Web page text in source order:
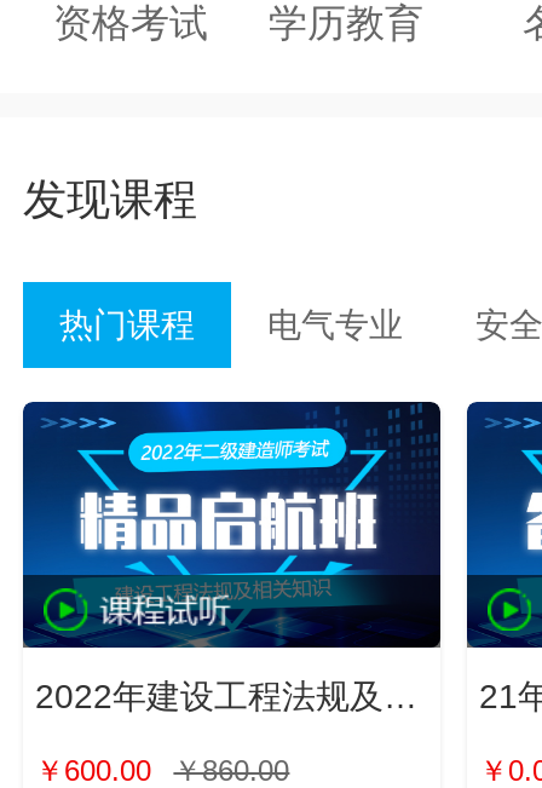
资格考试 学历教育
发现课程
热门课程 电气专业 安
2022年建设工程法规及相关知识
￥600.00 ￥860.00
21
￥